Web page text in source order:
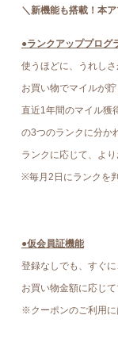
＼新機能も搭載！本
●ランクアッププログ
使うほどに、うれしさ
お買い物でマイルが貯
直近1年間のマイル獲
の3つのランクに分か
ランクに応じて、よ
※毎月2日にランクを
●仮会員証機能
登録なしでも、すぐに
お買い物金額に応じて
※クーポンのご利用に